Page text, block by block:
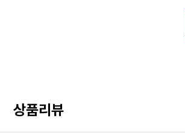
상품리뷰